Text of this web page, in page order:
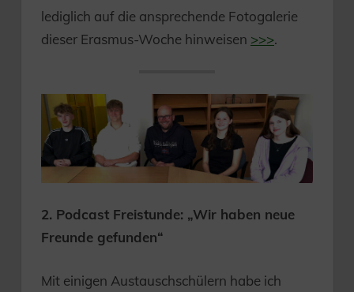
lediglich auf die ansprechende Fotogalerie
dieser Erasmus-Woche hinweisen >>>.
2. Podcast Freistunde: „Wir haben neue
Freunde gefunden“
Mit einigen Austauschschülern habe ich